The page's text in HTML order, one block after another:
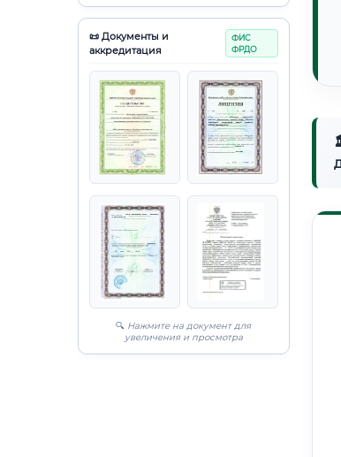
📜 Документы и
аккредитация
ФИС
ФРДО
🔍 Нажмите на документ для
увеличения и просмотра